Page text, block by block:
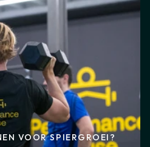
VOOR SPIERGROEI?